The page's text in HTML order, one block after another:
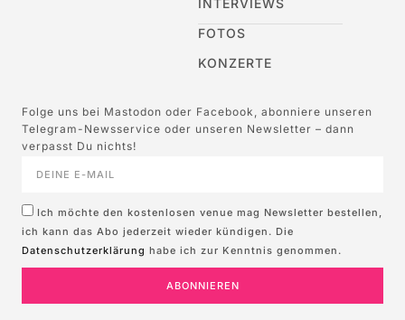
FOTOS
KONZERTE
Folge uns bei Mastodon oder Facebook, abonniere unseren
Telegram-Newsservice oder unseren Newsletter – dann
verpasst Du nichts!
Ich möchte den kostenlosen venue mag Newsletter bestellen,
ich kann das Abo jederzeit wieder kündigen. Die
Datenschutzerklärung habe ich zur Kenntnis genommen.
ABONNIEREN